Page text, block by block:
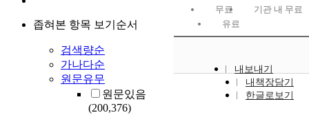
좁혀본 항목 보기순서
검색량순
가나다순
원문유무
원문있음
(200,376)
무료
기관 내 무료
유료
내보내기
내책장담기
한글로보기